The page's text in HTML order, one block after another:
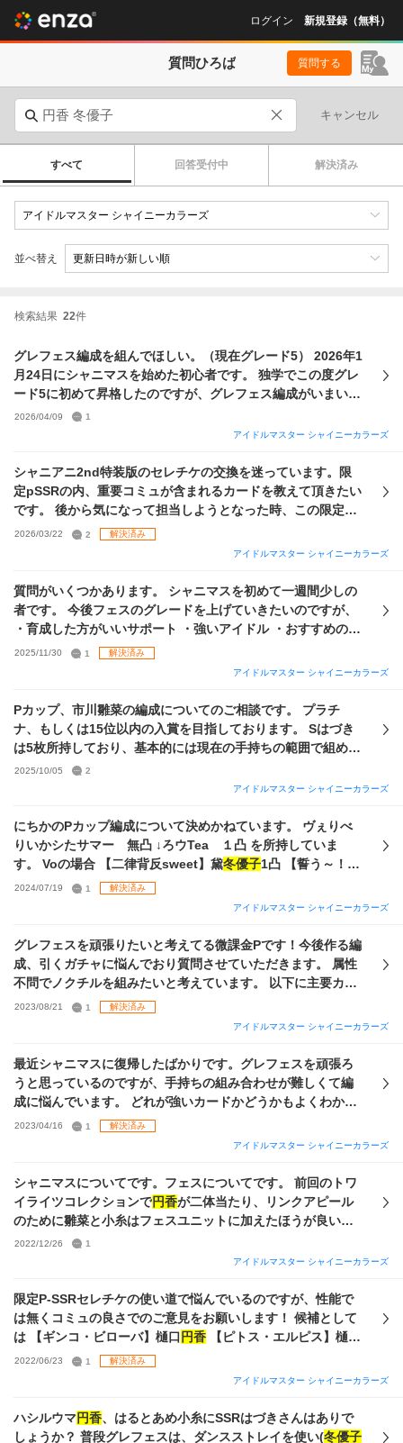
ログイン 新規登録（無料）
質問ひろば 質問する
キャンセル
すべて 回答受付中 解決済み
並べ替え
検索結果 22件
グレフェス編成を組んでほしい。（現在グレード5） 2026年1
月24日にシャニマスを始めた初心者です。 独学でこの度グレ
ード5に初めて昇格したのですが、グレフェス編成がいまいち
分かっておらず、編成を組んでいただきたいです。 ☆グレフ
ェス編成（Ce、Le等位置込み）を組んでほしい。 ☆上記で
ほしい。 ☆編成の位置によって何特化で育成するべきか教え
てほしい。（DaカードだがVoに置く場合はDa特化 or Vo特化
どちらで育成するべきかなど。） また、編成を組む上で私が
悩んだ点を以下に記載するので、余裕があったら教えて頂き
アイドルは使えるのか。 ④1つの属性特化ではなく、Voには
Vo、DaにはDaなどの混合編成は使えるのか。 ⑤リンクアピ
ールのメンバーを育成でスキル変更できることはわかった
が、どの程度ユニットメンバーを揃えて編成した方がいいの
か。（ユニットメンバーボーナスが加算されたり、Plusアピ
ールなどは変えられない？などがある思うので） また、 ☆現
ったら知りたい。（取っておくべきという意見でも大丈夫で
す。） ☆手持ちを加味して、今後引くのにおすすめのガチャ
（ユニット、メンバー、属性など）があれば知りたい。 以下
手持ちから編成に使えそう（？）なカードとしては、 PSSR
パラコレ：羽那1凸 トワコレ：樹里、凛世、あさひ、冬優
透、にちか 限定：無凸〜1凸各種 恒常：果穂4凸、羽那3凸
SSSR トワコレ：円香1凸、ルカ1凸、めぐる、摩美々、果
穂、千雪、にちか 期間限定：灯織4凸、無凸〜1凸各種 恒常：
霧子4凸、愛依4凸、小糸4凸 です。見当違いでしたら申し訳
ありません。 初心者で常識などがまだわかっていない部分が
ます。
2026/04/09
1
アイドルマスター シャイニーカラーズ
シャニアニ2nd特装版のセレチケの交換を迷っています。限
定pSSRの内、重要コミュが含まれるカードを教えて頂きたい
です。 後から気になって担当しようとなった時、この限定カ
ードが無いと苦しむことになるよ、的なカードがあれば教え
りじゃない夜のこと】風野灯織 ・【きゅん♡コメ】八宮めぐ
る ・【たそがれスワッグ】八宮めぐる ・【ギア・アップ！ゴ
ー・オン！】小宮果穂 ・【トコハレ・コメディ】園田智代子
・【晩秋ろまんす】杜野凛世 ・【cheer+】有栖川夏葉 ・
【マイバレンタイン】有栖川夏葉 ・【お散歩サンライト】大
甘奈 ・【四夜一夜物語】大崎甜花 ・【Feel Like Flower】大
崎甜花 ・【アンシーン・ダブルキャスト】黛 冬優子
・
【multi-angle】黛 冬優子・【シャッターチャンス！？】和
泉愛依 ・【ちょー早い！】和泉愛依 ・【あたし流・かっこい
い】和泉愛依 ・【ピトス・エルピス】樋口円香・
【CONTRAIL】緋田美琴
2026/03/22 2
解決済み
アイドルマスター シャイニーカラーズ
質問がいくつかあります。 シャニマスを初めて一週間少しの
者です。 今後フェスのグレードを上げていきたいのですが、
・育成した方がいいサポート ・強いアイドル ・おすすめのサ
ポート編成 を教えて頂きたいです。 (スクショの写っていな
い部分に現在ピックアップ中のにちか2凸、パラコレはづきさ
ケも手に入れたためおすすめの交換先も教えていただけると
嬉しいです。 推しは円香 、にちか、ふゆこ、ひおりです。
2025/11/30 1
解決済み
アイドルマスター シャイニーカラーズ
Pカップ、市川雛菜の編成についてのご相談です。 プラチ
ナ、もしくは15位以内の入賞を目指しております。 Sはづき
は5枚所持しており、基本的には現在の手持ちの範囲で組める
最適編成についてご意見を伺いたく存じます。 Pアイドルは
市川雛菜を全種所持しておりますが、今回はS!GNATURE雛
ターンです。 案①：円香2凸、冬優子2凸（必要であれば＋1
枚凸を進める） 案②：餅愛依完凸、
冬優子3凸 この2案ではど
ちらの方が安定して良い結果を出せるか、アドバイスをいた
だけますと幸いです。 また、この場合のゲスト枠について
冬優子を採用するのが最適なのか判断がついて
めるのと、完凸済のハシルウマのどちらを採用すれば良いの
か悩んでおります。 添付の3・4枚目画像が所持状況ですの
で、もし他に有効な代替案があればぜひご教授ください。 末
筆ながら、長文失礼いたしました。 どうぞよろしくお願いい
たします。
2025/10/05
2
アイドルマスター シャイニーカラーズ
にちかのPカップ編成について決めかねています。 ヴぇりべ
りいかシたサマー 無凸 ↓ろウTea １凸 を所持していま
す。 Voの場合 【二律背反sweet】黛冬優子1凸 【誓う～！】
和泉愛依 1凸 【GAP】緋田美琴 2凸 【Splinter】斑鳩ルカ 4
凸 ゲスト 【お菓子なティータイム】大崎甘奈 4凸 Viの場合
息、夜を縫って】西城樹里 3凸 【闇鍋上等】田中摩美々 2凸
ゲスト 【雨情】樋口 円香2凸 で走ろうと思っています。ど
ちらもレッスンに上手くいてくれればSP・メンタル共になん
はづきさんも１枚持っています。 ご教示お願い致します。
2024/07/19 1
解決済み
アイドルマスター シャイニーカラーズ
グレフェスを頑張りたいと考えてる微課金Pです！今後作る編
成、引くガチャに悩んでおり質問させていただきます。 属性
不問でノクチルを組みたいと考えています。 以下に主要カー
ドを属性別に記載させていただきます。「カード名（凸
(0) 【Da】 P：億光年(0) S：大吉(3)、トリック
冬優子(0)、オ
ールウェイズ(0) 【Vi】 P：浴衣円香(0)、TRICK雛菜(0) S：
珈琲凛世(1)、Creation雛菜(2)、キャメラ(1)、もちもちよこ
ール・ピース交換で追加で2枚とれます。 可能であればトワ
コレ・限定セレチケの使用先、今後の育成方針を回答者様の
回答でも構いません。 何卒よろしくお願いします。
2023/08/21 1
解決済み
アイドルマスター シャイニーカラーズ
最近シャニマスに復帰したばかりです。グレフェスを頑張ろ
うと思っているのですが、手持ちの組み合わせが難しくて編
成に悩んでいます。 どれが強いカードかどうかもよくわかっ
ていないので、よければおすすめの編成を教えてください。
凸数が少ないカードばかりですが、はづきさんはP1枚S2枚し
温存しています。 現在はグレフェスLv4にいますが、次シー
ズンにはLv5に昇格できると思います。Lv5に昇格するのは初
めてなので、環境や周りの強さもよくわかっておらず、今の
成はノクチルVo極かノクチルVi極を流行にあわせて使い分け
の透とマイコレ雛菜とカラカラカラ
円香
と印象派の凛世を編
成しています。センターがたまたま思い出Lv5になったステ
ータスの低い
円香 なので、いずれセンターも育成したいなと
思っています。 Vi極はセンターにマイコレ灯織、ポシェット
の中にはの小糸とつづく、の透、あとの二人はカラカラカラ
とマイコレ雛菜をサポートでViに育成しました。思い出アピ
チルでいくならセンターを育成しないといけないなと思って
2023/04/16 1
解決済み
アイドルマスター シャイニーカラーズ
シャニマスについてです。フェスについてです。 前回のトワ
イライツコレクションで円香が二体当たり、リンクアピール
のために雛菜と小糸はフェスユニットに加えたほうが良いの
でしょうか。 今のフェスユニットは、トワコレの
乃（どちらも0凸）、うちのリボンは恋結び・恋鐘（STEPで
STEPでのSランク）、Danceポジションにはトワコレの円香
を入れています。 正直トワコレのスキルは強いし、センター
には冬優子、Visualポジには真乃、vocalポジに恋鐘、リーダ
ーにあさひ、Danceポジには
大体vocalなのでボーナスがなくなってしまいます。 かとい
リンクアピールはDanceアピールを上げるにあたって重要で
す。 編成はどうしたらよいのでしょうか
2022/12/26
1
アイドルマスター シャイニーカラーズ
限定P-SSRセレチケの使い道で悩んでいるのですが、性能で
は無くコミュの良さでのご意見をお願いします！ 候補として
は 【ギンコ・ビローバ】樋口 円香 【ピトス・エルピス】樋口
円香【おみくじ結びますか】福丸小糸 後はストレイ担当なの
で持っていない【空と青とアイツ】芹沢あさひ、
キャラクターにとっての重要コミュでは無ければとりあえず
今回はいいかなぁと思っています。 ご意見を選ぶ時の参考に
2022/06/23 1
解決済み
アイドルマスター シャイニーカラーズ
ハシルウマ円香、はるとあめ小糸にSSRはづきさんはありで
しょうか？ 普段グレフェスは、ダンスストレイを使い(冬優子